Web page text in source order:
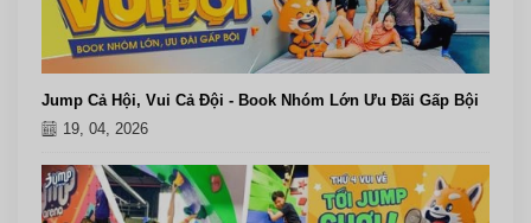
Jump Cả Hội, Vui Cả Đội - Book Nhóm Lớn Ưu Đãi Gấp Bội
19, 04, 2026